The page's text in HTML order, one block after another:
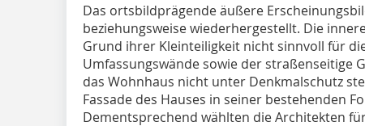
Das ortsbildprägende äußere
beziehungsweise wiederhergestellt. Die
Grund ihrer Kleinteiligkeit nicht sinnvoll für
Umfassungswände sowie der straßenseitige
das Wohnhaus nicht unter Denkmalschutz
Fassade des Hauses in seiner bestehenden
Dementsprechend wählten die Architekten